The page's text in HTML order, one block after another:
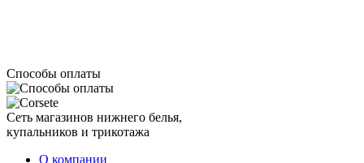
Способы оплаты
Сеть магазинов нижнего белья,
купальников и трикотажа
О компании